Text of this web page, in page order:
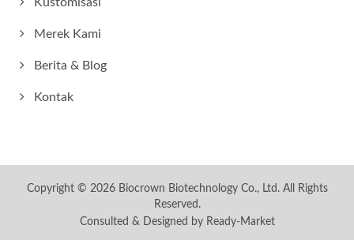
Kustomisasi
Merek Kami
Berita & Blog
Kontak
Copyright © 2026 Biocrown Biotechnology Co., Ltd.All Rights
Reserved.
Consulted & Designed by Ready-Market